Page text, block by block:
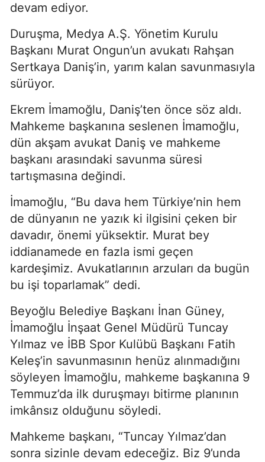
devam ediyor.
Duruşma, Medya A.Ş. Yönetim Kurulu
Başkanı Murat Ongun’un avukatı Rahşan
Sertkaya Daniş’in, yarım kalan savunmasıyla
sürüyor.
Ekrem İmamoğlu, Daniş’ten önce söz aldı.
Mahkeme başkanına seslenen İmamoğlu,
dün akşam avukat Daniş ve mahkeme
başkanı arasındaki savunma süresi
tartışmasına değindi.
İmamoğlu, “Bu dava hem Türkiye’nin hem
de dünyanın ne yazık ki ilgisini çeken bir
davadır, önemi yüksektir. Murat bey
iddianamede en fazla ismi geçen
kardeşimiz. Avukatlarının arzuları da bugün
bu işi toparlamak” dedi.
Beyoğlu Belediye Başkanı İnan Güney,
İmamoğlu İnşaat Genel Müdürü Tuncay
Yılmaz ve İBB Spor Kulübü Başkanı Fatih
Keleş’in savunmasının henüz alınmadığını
söyleyen İmamoğlu, mahkeme başkanına 9
Temmuz’da ilk duruşmayı bitirme planının
imkânsız olduğunu söyledi.
Mahkeme başkanı, “Tuncay Yılmaz’dan
sonra sizinle devam edeceğiz. Biz 9’unda